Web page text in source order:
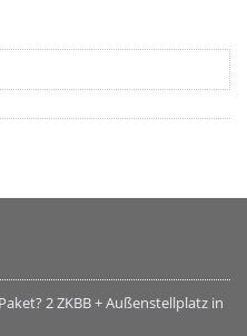
2 ZKBB + Außenstellplatz in